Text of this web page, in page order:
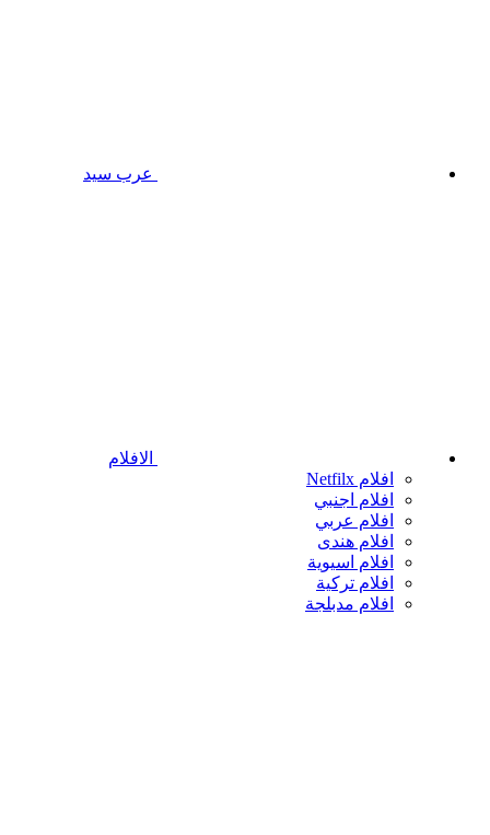
عرب سيد
الافلام
افلام Netfilx
افلام اجنبي
افلام عربي
افلام هندى
افلام اسيوية
افلام تركية
افلام مدبلجة